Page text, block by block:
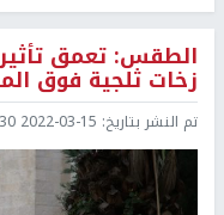
الطقس: تعمق تأثير
زخات ثلجية فوق
تم النشر بتاريخ: 2022-03-15 08:30